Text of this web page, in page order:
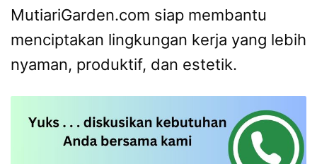
MutiariGarden.com siap membantu
menciptakan lingkungan kerja yang lebih
nyaman, produktif, dan estetik.